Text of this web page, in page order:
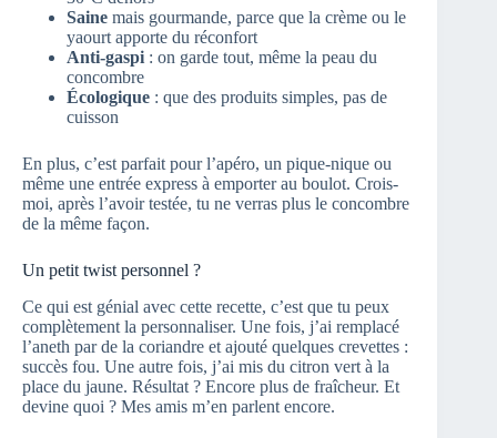
Saine mais gourmande, parce que la crème ou le
yaourt apporte du réconfort
Anti-gaspi : on garde tout, même la peau du
concombre
Écologique : que des produits simples, pas de
cuisson
En plus, c’est parfait pour l’apéro, un pique-nique ou
même une entrée express à emporter au boulot. Crois-
moi, après l’avoir testée, tu ne verras plus le concombre
de la même façon.
Un petit twist personnel ?
Ce qui est génial avec cette recette, c’est que tu peux
complètement la personnaliser. Une fois, j’ai remplacé
l’aneth par de la coriandre et ajouté quelques crevettes :
succès fou. Une autre fois, j’ai mis du citron vert à la
place du jaune. Résultat ? Encore plus de fraîcheur. Et
devine quoi ? Mes amis m’en parlent encore.